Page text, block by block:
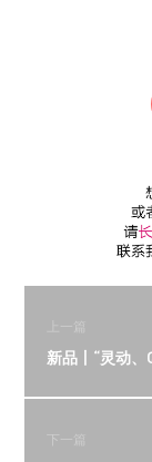
上一篇
新品丨“灵动、
下一篇